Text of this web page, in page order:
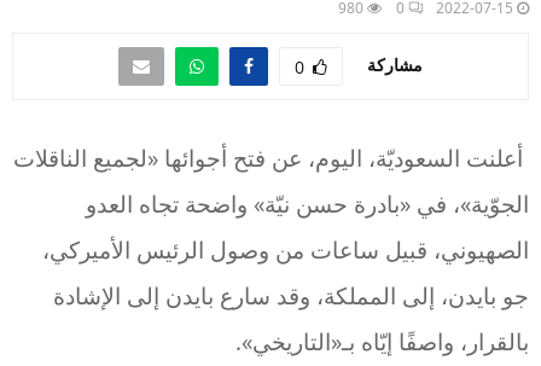
2022-07-15
0
980
مشاركة 0
أعلنت السعوديّة، اليوم، عن فتح أجوائها «لجميع الناقلات
الجوّية»، في «بادرة حسن نيّة» واضحة تجاه العدو
الصهيوني، قبيل ساعات من وصول الرئيس الأميركي،
جو بايدن، إلى المملكة، وقد سارع بايدن إلى الإشادة
بالقرار، واصفًا إيّاه بـ«التاريخي».